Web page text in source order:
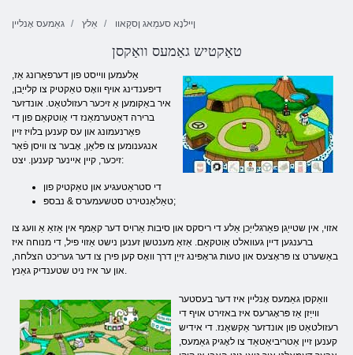
גאַמעס אָנליין אַלץ ןיילנָא סעמַאג ןסקַאוו
טאַקטיש גאַמעס וואַקסן
אַלעמען ווייסט פון דערפאַרונג אַז,
דיפּענדינג אויף וואָס טאַקטיק צו קלייַבן,
איר באַקומען אַ זיכער רעזולטאַט. אונדזער
ברירה דאַטערמאַנז די אַוטקאַם פון די
פאַרנעמונג און עס קענען בלויז זיין
אנגענומען צו פּלאַן, אָבער צו וויסן פֿאַר
זיכער, קיין איינער קענען. יצט:
די סטראַטעגיע און טאַקטיק פון
טאַלאַנטירט סטשעמערס & נבספּ;
אזוי, אין שטייַגן פאַרגלייַכן אַלע די ריסקס און סיבות אַרויס דער קאַמף אין אַזאַ אַ וועג צו
ברענגען דיין געוואלט אַוטקאַם. אַזאַ מענטשן זענען נישט אַזוי פיל, די מנוחה איז
באַשערט צו פּראָצעס און טעות גראָפּינג זייַן דרך וואָס קען פירן צו דער געריכט הצלחה,
און ער איז ניט שטענדיק גאַנץ.
וואַקסן גאַמעס אָנליין איז דער בעסטער
ווייַזן אַז פּראָגרעס איז באזירט אויף די
רעזולטאַט פון אונדזער אַקשאַנז. די אידיש
קענען זיין אַטריביאַטאַד צו לאָגיק גאַמעס,